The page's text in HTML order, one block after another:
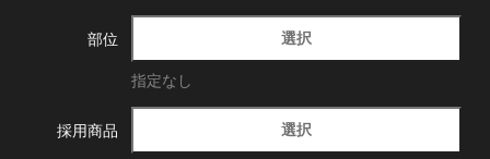
部位 選択
指定なし
採用商品 選択